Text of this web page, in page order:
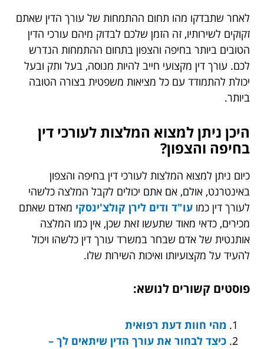
לאחר שתבדקו מהו תחום ההתמחות של עורך הדין שאתם
זקוקים לשירותיו, זה הזמן שלכם לבדוק מיהם עורכי הדין
הטובים ביותר בחיפה והצפון בתחום ההתמחות הנדרש
לכם. עורך דין מקצועי חייב להיות מנוסה, בעל ותק ובעל
יכולת להתמודד עם כל מציאות משפטית בצורה הטובה
ביותר.
היכן ניתן למצוא המלצות לעורכי דין
בחיפה והצפון?
כיום ניתן למצוא המלצות לעורכי דין בחיפה והצפון
באינטרנט, אולם, אם אתם יכולים לקבל המלצה כלשהי
לעורך דין כמו עו"ד ודים לירן קולצ'ינסקי מאדם שאתם
מכירים, כדאי מאוד שתעשו זאת שכן, אין כמו המלצה
אותנטית של אדם שבחר במשרד עורך דין כלשהו ויכול
להעיד על מקצועיותו ואיכות השירות שלו.
פוסטים קשורים לנושא:
מהי חוות דעת רפואית
כיצד לבחור את עורך הדין שיתאים לך –